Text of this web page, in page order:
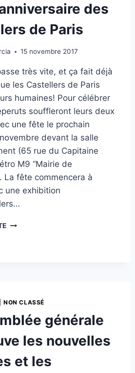
PARIS
des
de Paris
15 novembre 2017
très vite, et ça fait déjà
les Castellers de Paris
humaines! Pour célébrer
souffleront leurs deux
une fête le prochain
devant la salle
(65 rue du Capitaine
M9 “Mairie de
La fête commencera à
une exhibition
EXHIBITION
DE
PARIS
|NON CLASSÉ
générale
les nouvelles
et les